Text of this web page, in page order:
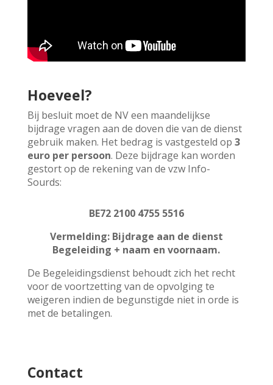
Hoeveel?
Bij besluit moet de NV een maandelijkse
bijdrage vragen aan de doven die van de dienst
gebruik maken. Het bedrag is vastgesteld op 3
euro per persoon. Deze bijdrage kan worden
gestort op de rekening van de vzw Info-
Sourds:
BE72 2100 4755 5516
Vermelding: Bijdrage aan de dienst
Begeleiding + naam en voornaam.
De Begeleidingsdienst behoudt zich het recht
voor de voortzetting van de opvolging te
weigeren indien de begunstigde niet in orde is
met de betalingen.
Contact